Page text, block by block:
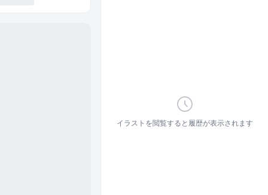
イラストを閲覧すると履歴が表示されます